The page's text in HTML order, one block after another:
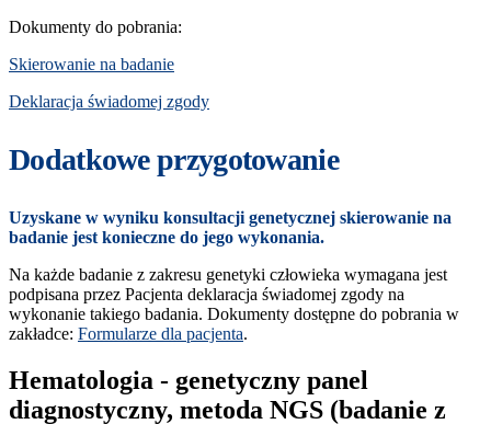
Dokumenty do pobrania:
Skierowanie na badanie
Deklaracja świadomej zgody
Dodatkowe przygotowanie
Uzyskane w wyniku konsultacji genetycznej skierowanie na
badanie jest konieczne do jego wykonania.
Na każde badanie z zakresu genetyki człowieka wymagana jest
podpisana przez Pacjenta deklaracja świadomej zgody na
wykonanie takiego badania. Dokumenty dostępne do pobrania w
zakładce: Formularze dla pacjenta.
Hematologia - genetyczny panel
diagnostyczny, metoda NGS (badanie z